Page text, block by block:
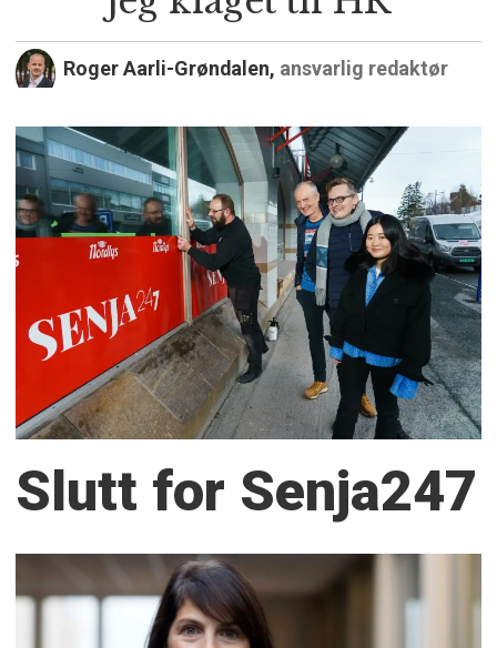
Roger Aarli-Grøndalen, ansvarlig redaktør
Slutt for Senja247